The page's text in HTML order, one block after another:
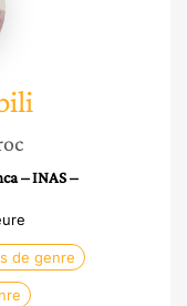
– INAS –
de genre